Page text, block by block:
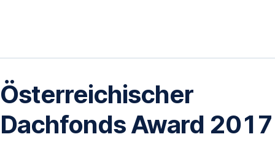
Österreichischer
Dachfonds Award 2017